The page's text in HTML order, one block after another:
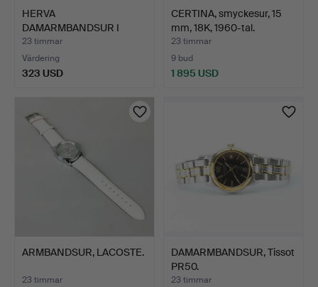
HERVA
DAMARMBANDSUR I
NICKEL-VITT GULDLEGE…
23 timmar
Värdering
323 USD
CERTINA, smyckesur, 15
mm, 18K, 1960-tal.
23 timmar
9 bud
1 895 USD
ARMBANDSUR, LACOSTE.
23 timmar
DAMARMBANDSUR, Tissot
PR50.
23 timmar